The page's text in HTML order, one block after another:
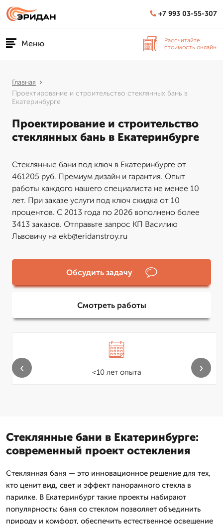
+7 993 03-55-307
Меню
Рассчитайте
стоимость онлайн
Главная
Проектирование и строительство стеклянных бань в
Екатеринбурге
Проектирование и строительство
стеклянных бань в Екатеринбурге
Стеклянные бани под ключ в Екатеринбурге от
461205 руб. Премиум дизайн и гарантия. Опыт
работы каждого нашего специалиста не менее 10
лет. При заказе услуги под ключ скидка от 10
процентов. С 2013 года по 2026 вополнено более
3413 заказов. Отправьте запрос КП Василию
Львовичу на ekb@eridanstroy.ru
Обсудить задачу
Смотреть работы
<10 лет опыта
‹ ›
Стеклянные бани в Екатеринбурге:
современный проект остекления
Стеклянная баня — это инновационное решение для тех,
кто ценит вид, свет и эффект панорамного стекла в
парилке. В Екатеринбург такие проекты набирают
популярность: баня со стеклом позволяет объединить
природу и комфорт, обеспечить естественное освещение